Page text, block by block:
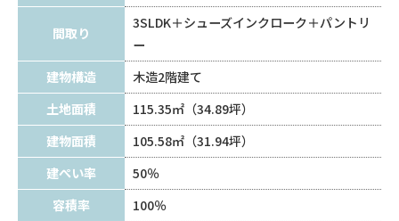
間取り
3SLDK＋シューズインクローク＋パントリ
ー
建物構造
木造2階建て
土地面積
115.35㎡（34.89坪）
建物面積
105.58㎡（31.94坪）
建ぺい率
50％
容積率
100％